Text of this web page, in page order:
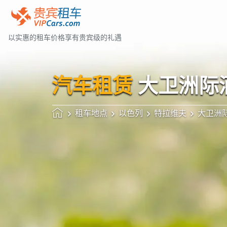
以实惠的租车价格享有贵宾级的礼遇
汽车租赁大卫洲际
租车地点 以色列 特拉维夫 大卫洲